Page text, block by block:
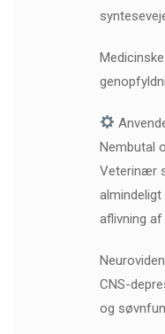
Nembutal
Veterinær
aflivning
CNS-
og